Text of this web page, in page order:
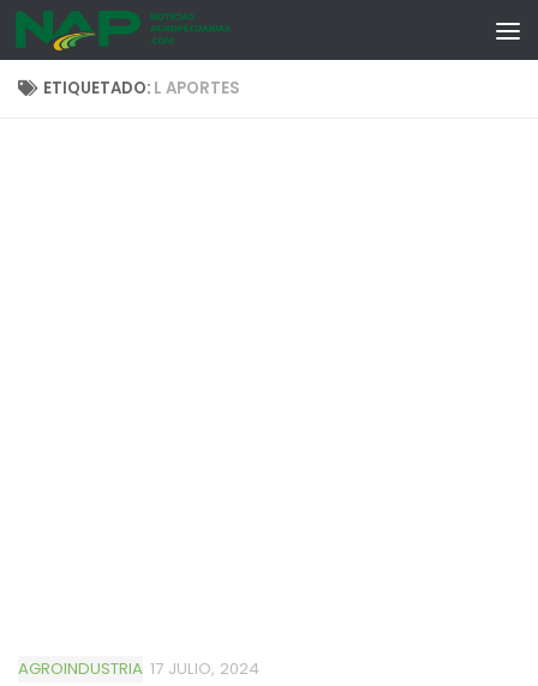
Skip to content
ETIQUETADO: L APORTES
AGROINDUSTRIA 17 JULIO, 2024